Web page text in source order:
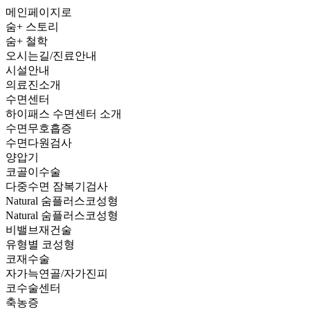
메인페이지로
숨+ 스토리
숨+ 철학
오시는길/진료안내
시설안내
의료진소개
수면센터
하이패스 수면센터 소개
수면무호흡증
수면다원검사
양압기
코골이수술
다중수면 잠복기검사
Natural 숨플러스코성형
Natural 숨플러스코성형
비밸브재건술
유형별 코성형
코재수술
자가늑연골/자가진피
코수술센터
축농증